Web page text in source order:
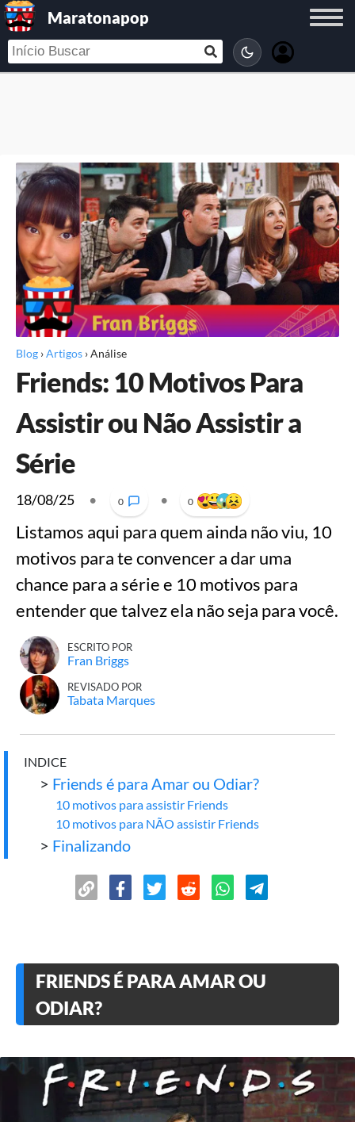
Maratonapop
Blog ›Artigos ›Análise
Friends: 10 Motivos Para
Assistir ou Não Assistir a
Série
18/08/25 • 0 • 0
Listamos aqui para quem ainda não viu, 10
motivos para te convencer a dar uma
chance para a série e 10 motivos para
entender que talvez ela não seja para você.
ESCRITO POR
Fran Briggs
REVISADO POR
Tabata Marques
INDICE
> Friends é para Amar ou Odiar?
10 motivos para assistir Friends
10 motivos para NÃO assistir Friends
> Finalizando
FRIENDS É PARA AMAR OU
ODIAR?